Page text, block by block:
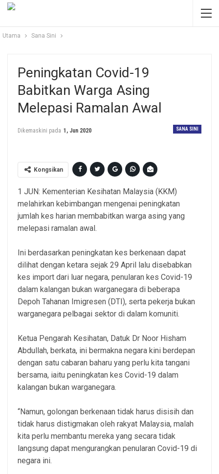
Utama Sana Sini
Peningkatan Covid-19
Babitkan Warga Asing
Melepasi Ramalan Awal
SANA SINI
Dikemaskini pada 1, Jun 2020
Kongsikan
1 JUN: Kementerian Kesihatan Malaysia (KKM)
melahirkan kebimbangan mengenai peningkatan
jumlah kes harian membabitkan warga asing yang
melepasi ramalan awal.
Ini berdasarkan peningkatan kes berkenaan dapat
dilihat dengan ketara sejak 29 April lalu disebabkan
kes import dari luar negara, penularan kes Covid-19
dalam kalangan bukan warganegara di beberapa
Depoh Tahanan Imigresen (DTI), serta pekerja bukan
warganegara pelbagai sektor di dalam komuniti.
Ketua Pengarah Kesihatan, Datuk Dr Noor Hisham
Abdullah, berkata, ini bermakna negara kini berdepan
dengan satu cabaran baharu yang perlu kita tangani
bersama, iaitu peningkatan kes Covid-19 dalam
kalangan bukan warganegara.
“Namun, golongan berkenaan tidak harus disisih dan
tidak harus distigmakan oleh rakyat Malaysia, malah
kita perlu membantu mereka yang secara tidak
langsung dapat mengurangkan penularan Covid-19 di
negara ini.